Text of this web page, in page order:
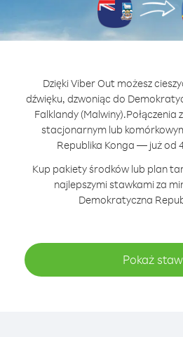
Dzięki Viber Out możesz
dźwięku, dzwoniąc do
Falklandy (Malwiny).Połączenia
stacjonarnym lub
Republika Konga — już od
Kup pakiety środków lub plan
najlepszymi stawkami za
Demokratyczna
Pokaż